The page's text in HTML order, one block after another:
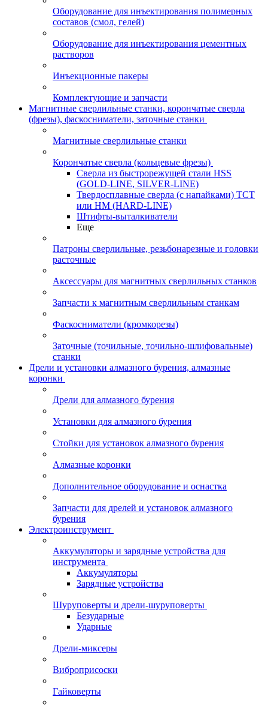
Оборудование для инъектирования полимерных
составов (смол, гелей)
Оборудование для инъектирования цементных
растворов
Инъекционные пакеры
Комплектующие и запчасти
Магнитные сверлильные станки, корончатые сверла
(фрезы), фаскосниматели, заточные станки
Магнитные сверлильные станки
Корончатые сверла (кольцевые фрезы)
Сверла из быстрорежущей стали HSS
(GOLD-LINE, SILVER-LINE)
Твердосплавные сверла (с напайками) ТСТ
или HM (HARD-LINE)
Штифты-выталкиватели
Еще
Патроны сверлильные, резьбонарезные и головки
расточные
Аксессуары для магнитных сверлильных станков
Запчасти к магнитным сверлильным станкам
Фаскосниматели (кромкорезы)
Заточные (точильные, точильно-шлифовальные)
станки
Дрели и установки алмазного бурения, алмазные
коронки
Дрели для алмазного бурения
Установки для алмазного бурения
Стойки для установок алмазного бурения
Алмазные коронки
Дополнительное оборудование и оснастка
Запчасти для дрелей и установок алмазного
бурения
Электроинструмент
Аккумуляторы и зарядные устройства для
инструмента
Аккумуляторы
Зарядные устройства
Шуруповерты и дрели-шуруповерты
Безударные
Ударные
Дрели-миксеры
Виброприсоски
Гайковерты